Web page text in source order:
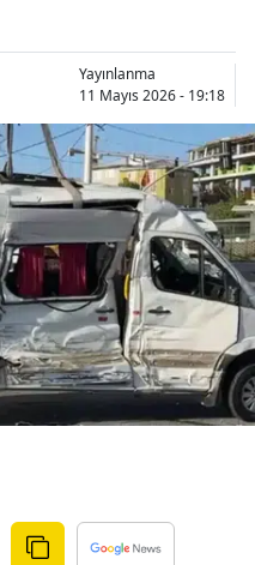
Bitlis
Bolu
Burdur
Bursa
Çanakkale
Çankırı
Çorum
Denizli
Edirne
Yayınlanma
11 Mayıs 2026 - 19:18